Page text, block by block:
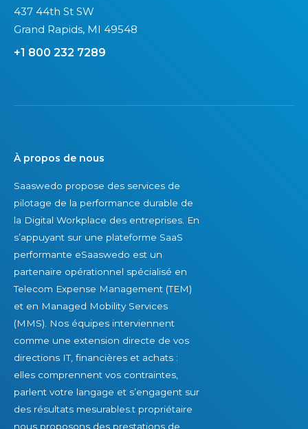
437 44th St SW
Grand Rapids, MI 49548
+1 800 232 7289
À propos de nous
Saaswedo propose des services de
pilotage de la performance durable de
la Digital Workplace des entreprises. En
s’appuyant sur une plateforme SaaS
performante eSaaswedo est un
partenaire opérationnel spécialisé en
Telecom Expense Management (TEM)
et en Managed Mobility Services
(MMS). Nos équipes interviennent
comme une extension directe de vos
directions IT, financières et achats :
elles comprennent vos contraintes,
parlent votre langage et s’engagent sur
des résultats mesurables.t propriétaire
nous proposons des prestations de